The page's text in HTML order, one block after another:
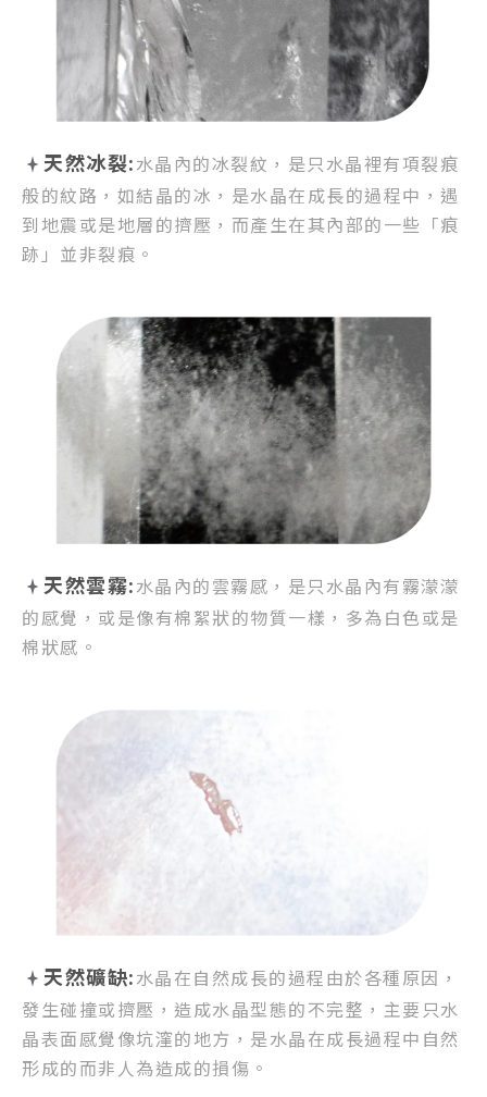
天然冰裂:水晶內的冰裂紋， 是只水晶裡有項裂痕
般的紋路， 如結晶的冰，是水晶在成長的過程中， 遇
到地震或是地層的擠壓， 而產生在其內部的一些「痕
跡」並非裂痕。
天然雲霧:水晶內的雲霧感， 是只水晶內有霧濛濛
的感覺， 或是像有棉絮狀的物質一樣， 多為白色或是
棉狀感。
天然礦缺:水晶在自然成長的過程由於各種原因，
發生碰撞或擠壓， 造成水晶型態的不完整， 主要只水
晶表面感覺像坑漥的地方， 是水晶在成長過程中自然
形成的而非人為造成的損傷。